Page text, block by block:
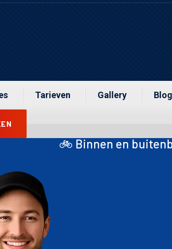
Tarieven Gallery
en buitenband achter